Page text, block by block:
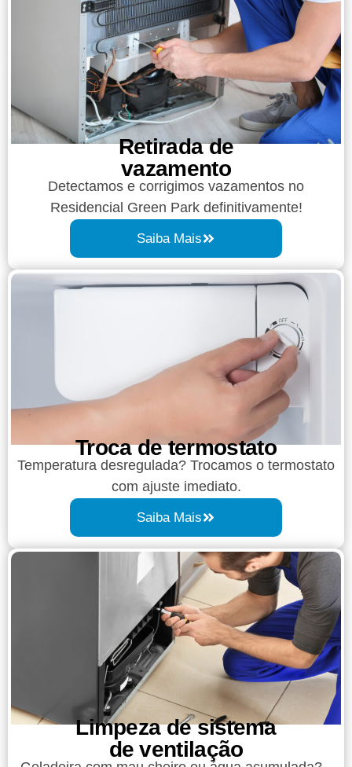
Retirada de
vazamento​​
Detectamos e corrigimos vazamentos no
Residencial Green Park definitivamente!
Saiba Mais
Troca de termostato
Temperatura desregulada? Trocamos o termostato
com ajuste imediato.
Saiba Mais
Limpeza de sistema
de ventilação